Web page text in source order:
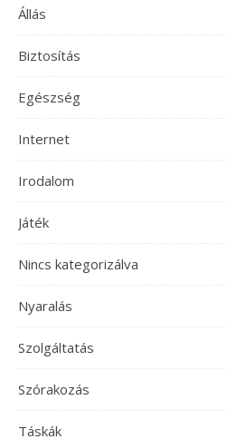
Állás
Biztosítás
Egészség
Internet
Irodalom
Játék
Nincs kategorizálva
Nyaralás
Szolgáltatás
Szórakozás
Táskák